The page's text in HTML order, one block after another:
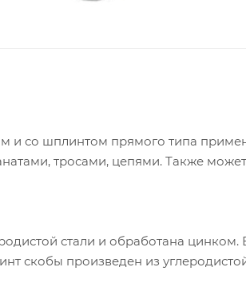
и со шплинтом прямого типа
тросами, цепями. Также
стали и обработана
скобы произведен из